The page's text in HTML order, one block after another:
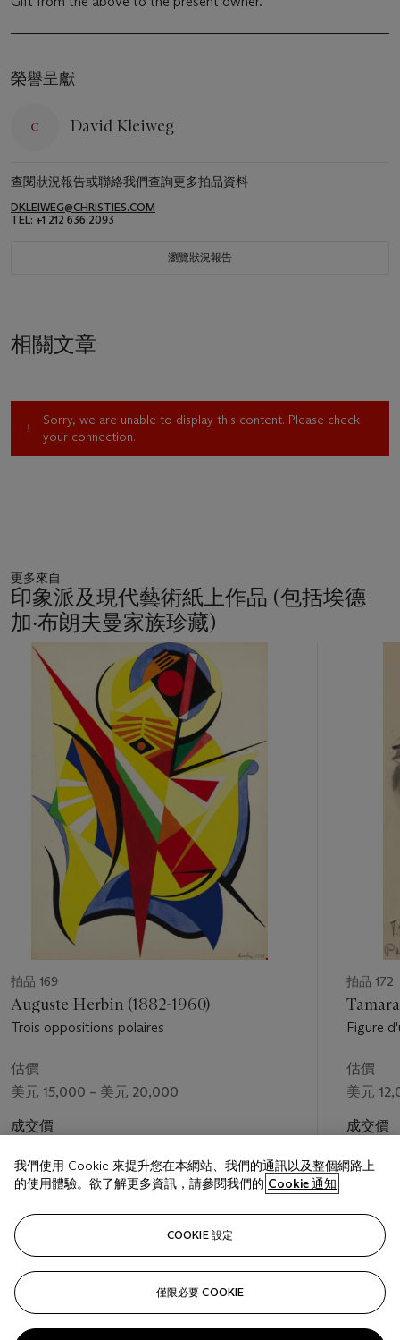
榮譽呈獻
David Kleiweg
查閱狀況報告或聯絡我們查詢更多拍品資料
DKLEIWEG@CHRISTIES.COM
TEL: +1 212 636 2093
瀏覽狀況報告
相關文章
Sorry, we are unable to display this content. Please check
your connection.
更多來自
印象派及現代藝術紙上作品 (包括埃德
加‧布朗夫曼家族珍藏)
拍品 169
Auguste Herbin (1882-1960)
Trois oppositions polaires
估價
美元 15,000 – 美元 20,000
成交價
拍品 172
Figure
估價
美元
成交價
下
我們使用 Cookie 來提升您在本網站、我們的通訊以及整個網路上
的使用體驗。欲了解更多資訊，請參閱我們的 Cookie 通知
COOKIE 設定
僅限必要 COOKIE